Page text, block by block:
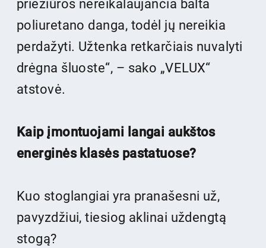
priežiūros nereikalaujančia balta
poliuretano danga, todėl jų nereikia
perdažyti. Užtenka retkarčiais nuvalyti
drėgna šluoste“, – sako „VELUX“
atstovė.
Kaip įmontuojami langai aukštos
energinės klasės pastatuose?
Kuo stoglangiai yra pranašesni už,
pavyzdžiui, tiesiog aklinai uždengtą
stogą?